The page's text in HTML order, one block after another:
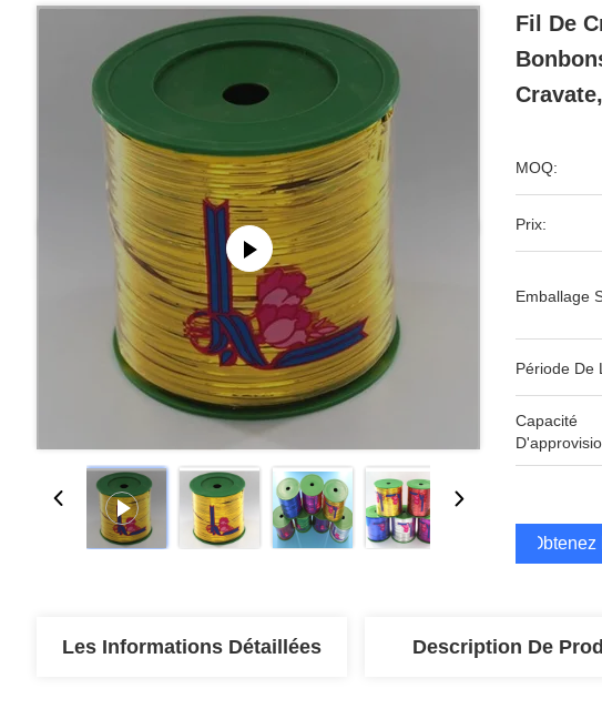
Fil De
MOQ:
Prix:
Emballage
Période De
Capacité
Les Informations Détaillées Description De